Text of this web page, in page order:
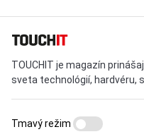
TOUCHIT je magazín
sveta technológií, hardvéru,
Tmavý režim